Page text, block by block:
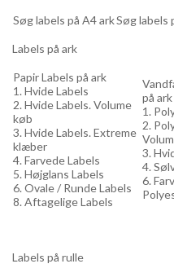
Søg labels på A4 arkSøg labels
Labels på ark
Papir Labels på ark
1. Hvide Labels
2. Hvide Labels. Volume
køb
3. Hvide Labels. Extreme
klæber
4. Farvede Labels
5. Højglans Labels
6. Ovale / Runde Labels
8. Aftagelige Labels
på ark
1.
2.
3.
4.
6.
Labels på rulle